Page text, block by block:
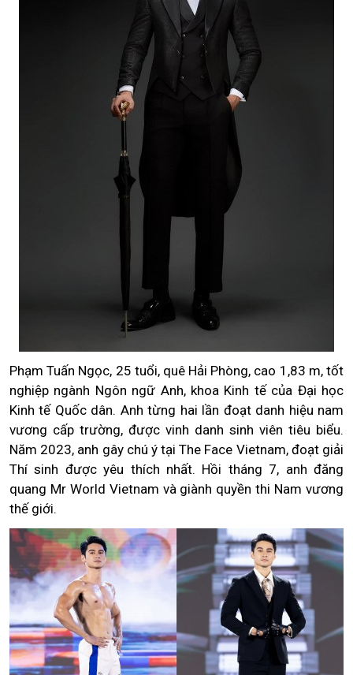
Phạm Tuấn Ngọc, 25 tuổi, quê Hải Phòng, cao 1,83 m, tốt
nghiệp ngành Ngôn ngữ Anh, khoa Kinh tế của Đại học
Kinh tế Quốc dân. Anh từng hai lần đoạt danh hiệu nam
vương cấp trường, được vinh danh sinh viên tiêu biểu.
Năm 2023, anh gây chú ý tại The Face Vietnam, đoạt giải
Thí sinh được yêu thích nhất. Hồi tháng 7, anh đăng
quang Mr World Vietnam và giành quyền thi Nam vương
thế giới.